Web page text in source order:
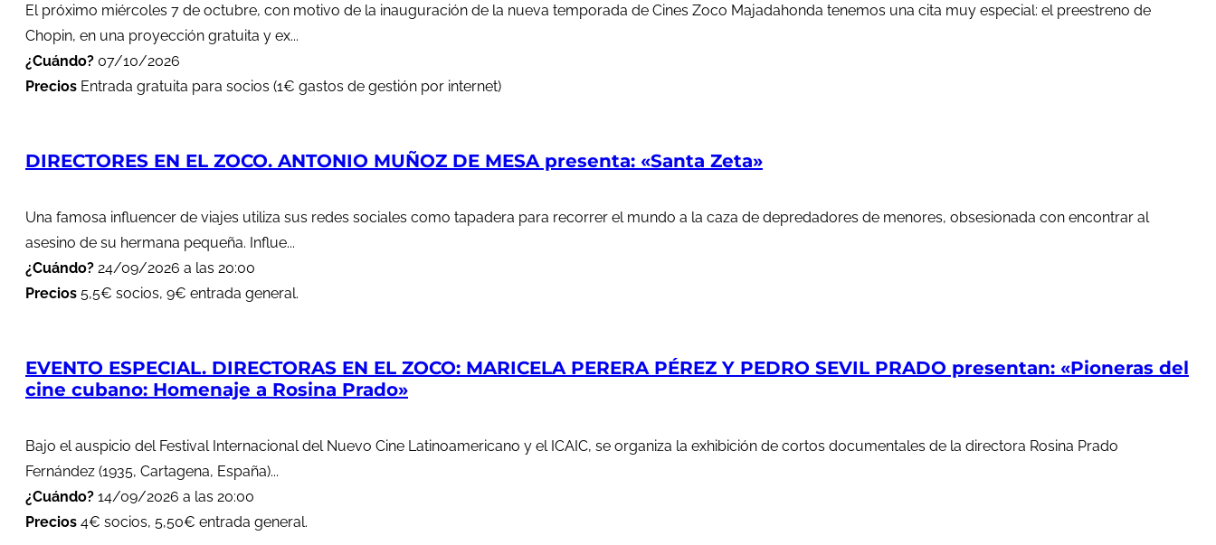
El próximo miércoles 7 de octubre, con motivo de la inauguración de la nueva temporada de Cines Zoco Majadahonda tenemos una cita muy especial: el preestreno de
Chopin, en una proyección gratuita y ex...
¿Cuándo? 07/10/2026
Precios Entrada gratuita para socios (1€ gastos de gestión por internet)
DIRECTORES EN EL ZOCO. ANTONIO MUÑOZ DE MESA presenta: «Santa Zeta»
Una famosa influencer de viajes utiliza sus redes sociales como tapadera para recorrer el mundo a la caza de depredadores de menores, obsesionada con encontrar al
asesino de su hermana pequeña. Influe...
¿Cuándo? 24/09/2026 a las 20:00
Precios 5,5€ socios, 9€ entrada general.
EVENTO ESPECIAL. DIRECTORAS EN EL ZOCO: MARICELA PERERA PÉREZ Y PEDRO SEVIL PRADO presentan: «Pioneras del
cine cubano: Homenaje a Rosina Prado»
Bajo el auspicio del Festival Internacional del Nuevo Cine Latinoamericano y el ICAIC, se organiza la exhibición de cortos documentales de la directora Rosina Prado
Fernández (1935, Cartagena, España)...
¿Cuándo? 14/09/2026 a las 20:00
Precios 4€ socios, 5,50€ entrada general.